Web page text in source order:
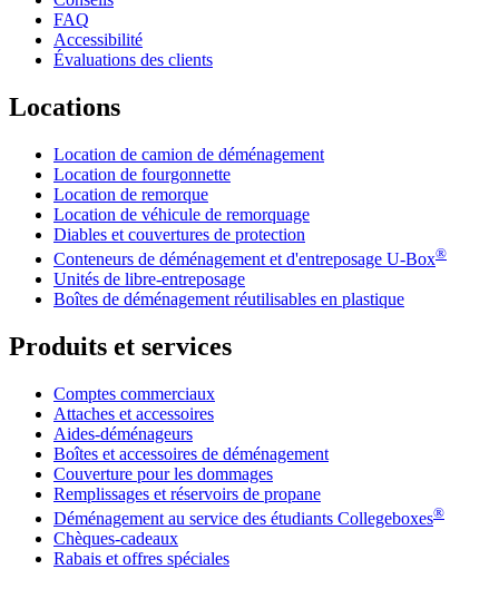
FAQ
Accessibilité
Évaluations des clients
Locations
Location de camion de déménagement
Location de fourgonnette
Location de remorque
Location de véhicule de remorquage
Diables et couvertures de protection
Conteneurs de déménagement et d'entreposage U-Box®
Unités de libre-entreposage
Boîtes de déménagement réutilisables en plastique
Produits et services
Comptes commerciaux
Attaches et accessoires
Aides-déménageurs
Boîtes et accessoires de déménagement
Couverture pour les dommages
Remplissages et réservoirs de propane
Déménagement au service des étudiants Collegeboxes®
Chèques-cadeaux
Rabais et offres spéciales